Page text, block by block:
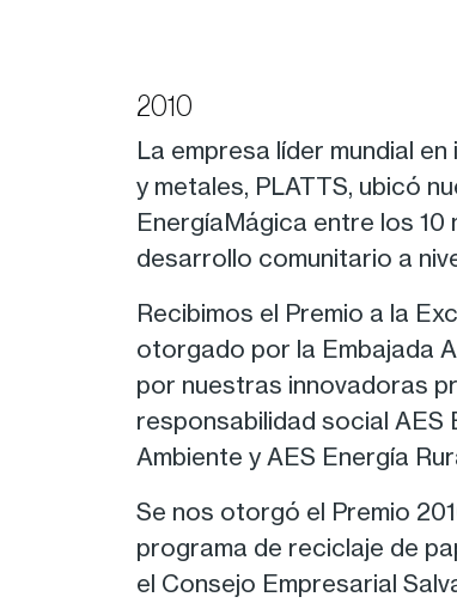
2010
La empresa líder mundial
y metales, PLATTS, ubicó
EnergíaMágica entre los
desarrollo comunitario a
Recibimos el Premio a la
otorgado por la Embajada
por nuestras innovadoras
responsabilidad social AES
Ambiente y AES Energía
Se nos otorgó el Premio
programa de reciclaje de
el Consejo Empresarial